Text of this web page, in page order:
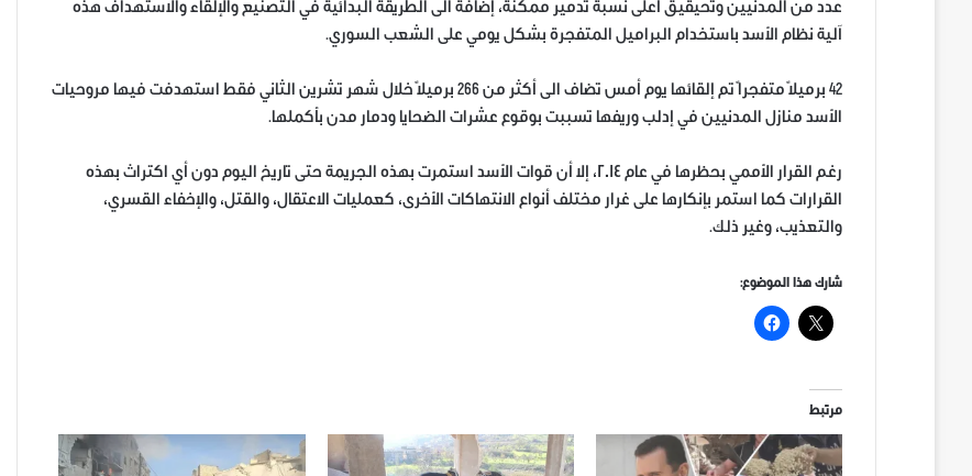
عدد من المدنيين وتحيقيق أعلى نسبة تدمير ممكنة، إضافة الى الطريقة البدائية في التصنيع والإلقاء والاستهداف هذه
آلية نظام الأسد باستخدام البراميل المتفجرة بشكل يومي على الشعب السوري.
42 برميلاً متفجراً تم إلقائها يوم أمس تضاف الى أكثر من 266 برميلاً خلال شهر تشرين الثاني فقط استهدفت فيها مروحيات
الأسد منازل المدنيين في إدلب وريفها تسببت بوقوع عشرات الضحايا ودمار مدن بأكملها.
رغم القرار الأممي بحظرها في عام ٢٠١٤، إلا أن قوات الأسد استمرت بهذه الجريمة حتى تاريخ اليوم دون أي اكتراث بهذه
القرارات كما استمر بإنكارها على غرار مختلف أنواع الانتهاكات الأخرى، كعمليات الاعتقال، والقتل، والإخفاء القسري،
والتعذيب، وغير ذلك.
شارك هذا الموضوع:
مرتبط